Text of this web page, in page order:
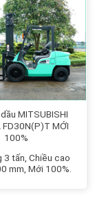
MITSUBISHI
FD30N(P)T MỚI
100%
3 tấn, Chiều cao
mm, Mới 100%.